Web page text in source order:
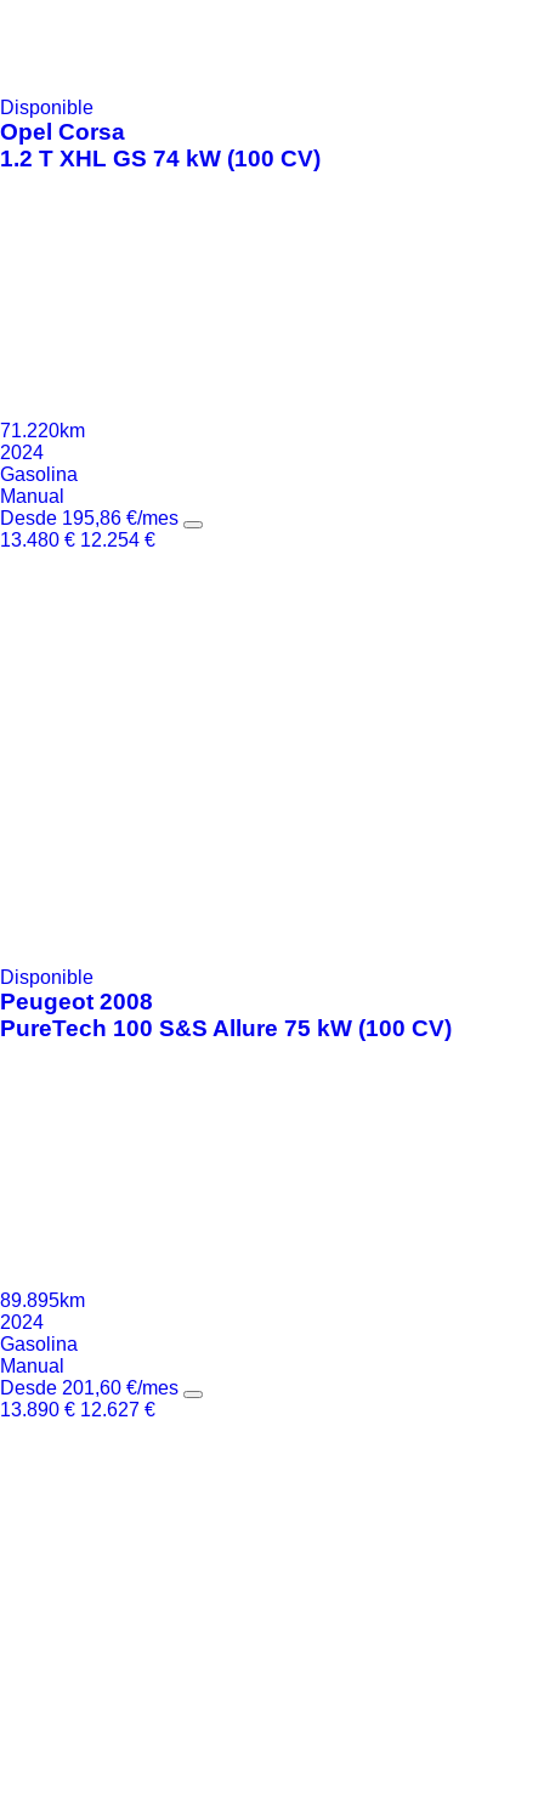
Disponible
Opel Corsa
1.2 T XHL GS 74 kW (100 CV)
71.220km
2024
Gasolina
Manual
Desde 195,86 €/mes
13.480 € 12.254 €
Disponible
Peugeot 2008
PureTech 100 S&S Allure 75 kW (100 CV)
89.895km
2024
Gasolina
Manual
Desde 201,60 €/mes
13.890 € 12.627 €